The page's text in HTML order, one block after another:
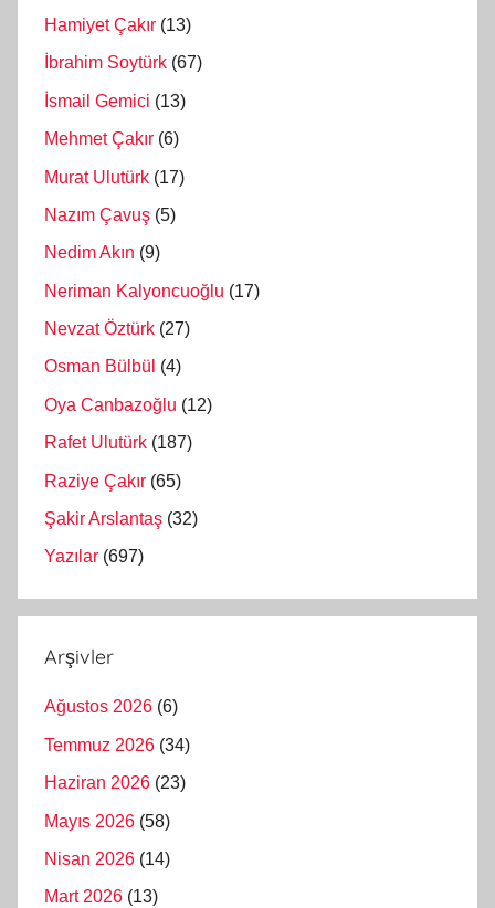
Hamiyet Çakır (13)
İbrahim Soytürk (67)
İsmail Gemici (13)
Mehmet Çakır (6)
Murat Ulutürk (17)
Nazım Çavuş (5)
Nedim Akın (9)
Neriman Kalyoncuoğlu (17)
Nevzat Öztürk (27)
Osman Bülbül (4)
Oya Canbazoğlu (12)
Rafet Ulutürk (187)
Raziye Çakır (65)
Şakir Arslantaş (32)
Yazılar (697)
Arşivler
Ağustos 2026 (6)
Temmuz 2026 (34)
Haziran 2026 (23)
Mayıs 2026 (58)
Nisan 2026 (14)
Mart 2026 (13)